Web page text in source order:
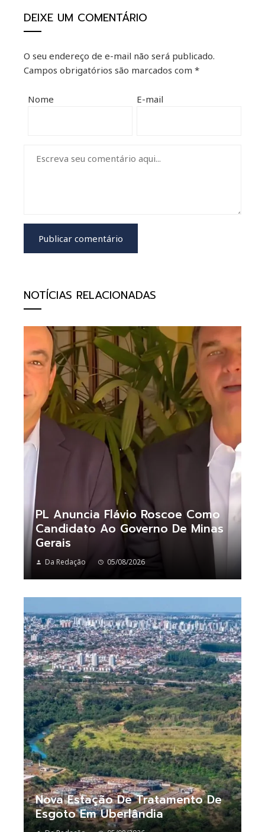
DEIXE UM COMENTÁRIO
O seu endereço de e-mail não será publicado.
Campos obrigatórios são marcados com *
Nome E-mail
NOTÍCIAS RELACIONADAS
PL Anuncia Flávio Roscoe Como
Candidato Ao Governo De Minas
Gerais
Da Redação 05/08/2026
Nova Estação De Tratamento De
Esgoto Em Uberlândia